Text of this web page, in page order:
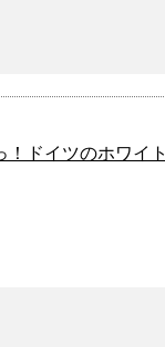
ドイツのホワイト